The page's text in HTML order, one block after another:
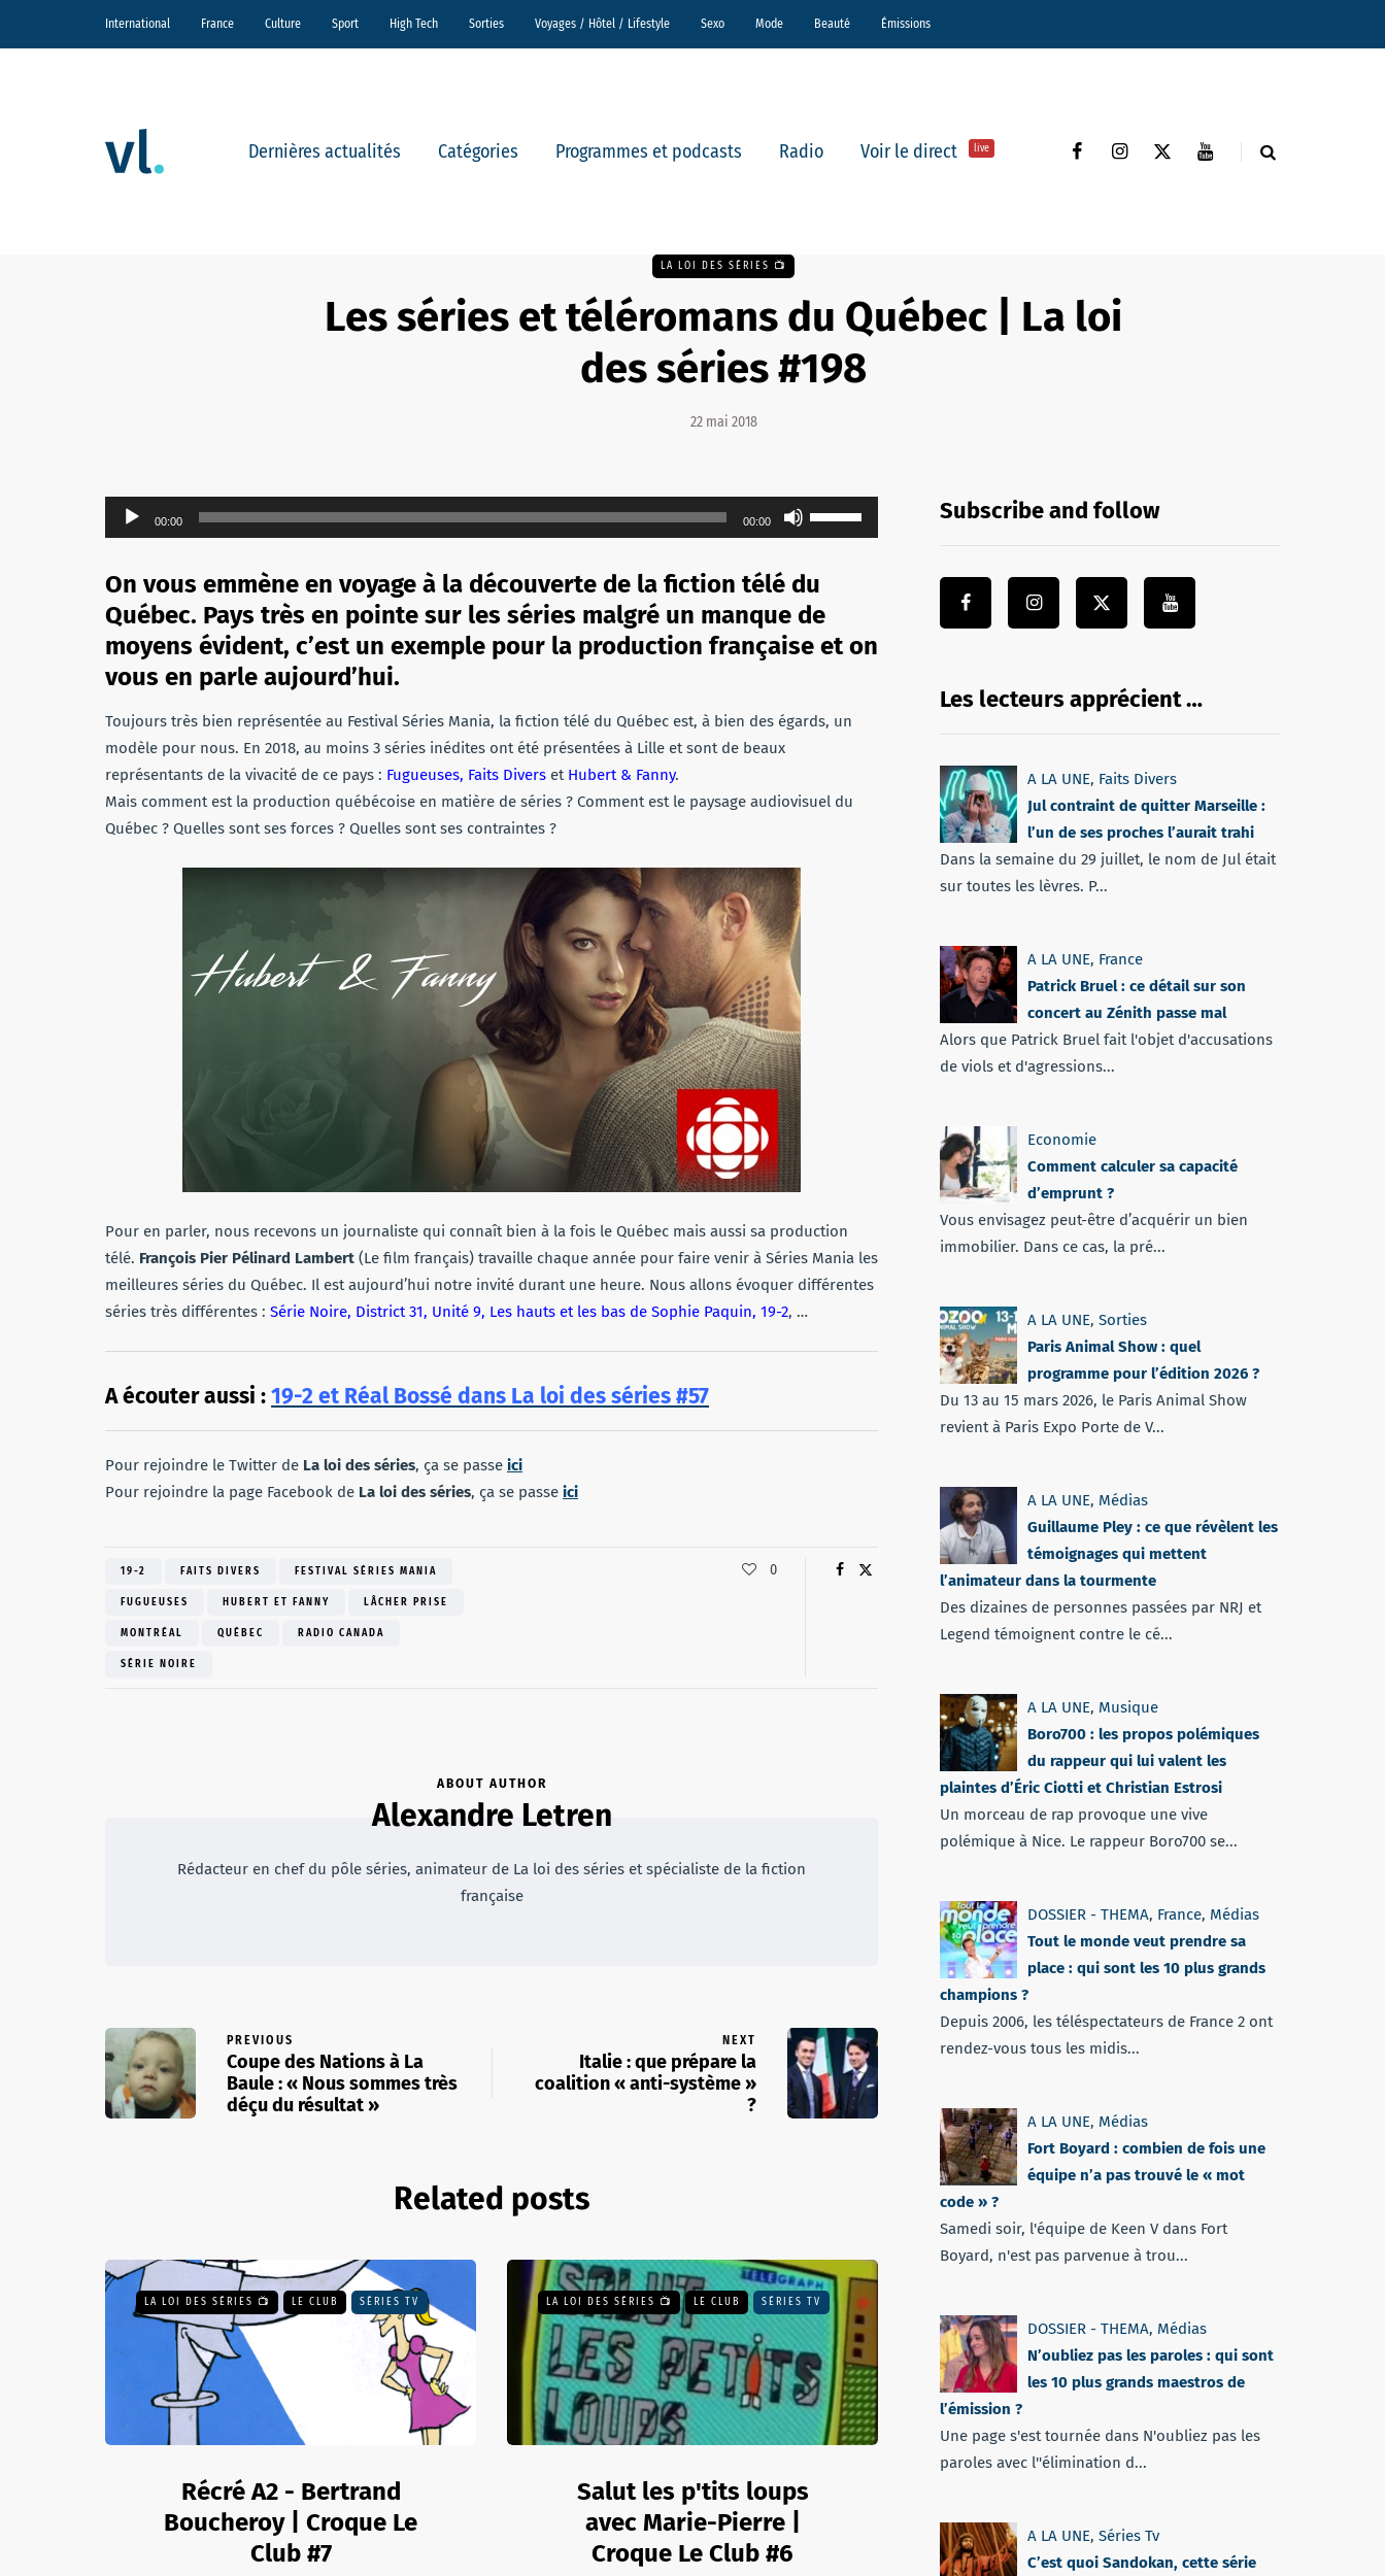
International France Culture Sport High Tech Sorties Voyages / Hôtel / Lifestyle Sexo Mode Beauté Émissions
Dernières actualités Catégories Programmes et podcasts Radio Voir le direct live
LA LOI DES SÉRIES 📺
Les séries et téléromans du Québec | La loi
des séries #198
22 mai 2018
Lecteur
audio
00:00 00:00
les
haut/bas
pour
augmenter
le
On vous emmène en voyage à la découverte de la fiction télé du
Québec. Pays très en pointe sur les séries malgré un manque de
moyens évident, c’est un exemple pour la production française et on
vous en parle aujourd’hui.
Toujours très bien représentée au Festival Séries Mania, la fiction télé du Québec est, à bien des égards, un
modèle pour nous. En 2018, au moins 3 séries inédites ont été présentées à Lille et sont de beaux
représentants de la vivacité de ce pays : Fugueuses, Faits Divers et Hubert & Fanny.
Mais comment est la production québécoise en matière de séries ? Comment est le paysage audiovisuel du
Québec ? Quelles sont ses forces ? Quelles sont ses contraintes ?
Pour en parler, nous recevons un journaliste qui connaît bien à la fois le Québec mais aussi sa production
télé. François Pier Pélinard Lambert (Le film français) travaille chaque année pour faire venir à Séries Mania les
meilleures séries du Québec. Il est aujourd’hui notre invité durant une heure. Nous allons évoquer différentes
séries très différentes : Série Noire, District 31, Unité 9, Les hauts et les bas de Sophie Paquin, 19-2, …
A écouter aussi :19-2 et Réal Bossé dans La loi des séries #57
Pour rejoindre le Twitter de La loi des séries, ça se passe ici
Pour rejoindre la page Facebook de La loi des séries, ça se passe ici
19-2 FAITS DIVERS FESTIVAL SÉRIES MANIA
FUGUEUSES HUBERT ET FANNY LÂCHER PRISE
MONTRÉAL QUÉBEC RADIO CANADA
SÉRIE NOIRE
0
ABOUT AUTHOR
Alexandre Letren
Rédacteur en chef du pôle séries, animateur de La loi des séries et spécialiste de la fiction
française
PREVIOUS
Coupe des Nations à La
Baule : « Nous sommes très
déçu du résultat »
NEXT
Italie : que prépare la
coalition « anti-système »
?
Related posts
LA LOI DES SÉRIES 📺 LE CLUB SÉRIES TV
Récré A2 - Bertrand
Boucheroy | Croque Le
Club #7
LA LOI DES SÉRIES 📺 LE CLUB SÉRIES TV
Salut les p'tits loups
avec Marie-Pierre |
Croque Le Club #6
Subscribe and follow
Les lecteurs apprécient …
A LA UNE, Faits Divers
Jul contraint de quitter Marseille :
l’un de ses proches l’aurait trahi
Dans la semaine du 29 juillet, le nom de Jul était
sur toutes les lèvres. P...
A LA UNE, France
Patrick Bruel : ce détail sur son
concert au Zénith passe mal
Alors que Patrick Bruel fait l'objet d'accusations
de viols et d'agressions...
Economie
Comment calculer sa capacité
d’emprunt ?
Vous envisagez peut-être d’acquérir un bien
immobilier. Dans ce cas, la pré...
A LA UNE, Sorties
Paris Animal Show : quel
programme pour l’édition 2026 ?
Du 13 au 15 mars 2026, le Paris Animal Show
revient à Paris Expo Porte de V...
A LA UNE, Médias
Guillaume Pley : ce que révèlent les
témoignages qui mettent
l’animateur dans la tourmente
Des dizaines de personnes passées par NRJ et
Legend témoignent contre le cé...
A LA UNE, Musique
Boro700 : les propos polémiques
du rappeur qui lui valent les
plaintes d’Éric Ciotti et Christian Estrosi
Un morceau de rap provoque une vive
polémique à Nice. Le rappeur Boro700 se...
DOSSIER - THEMA, France, Médias
Tout le monde veut prendre sa
place : qui sont les 10 plus grands
champions ?
Depuis 2006, les téléspectateurs de France 2 ont
rendez-vous tous les midis...
A LA UNE, Médias
Fort Boyard : combien de fois une
équipe n’a pas trouvé le « mot
code » ?
Samedi soir, l'équipe de Keen V dans Fort
Boyard, n'est pas parvenue à trou...
DOSSIER - THEMA, Médias
N’oubliez pas les paroles : qui sont
les 10 plus grands maestros de
l’émission ?
Une page s'est tournée dans N'oubliez pas les
paroles avec l''élimination d...
A LA UNE, Séries Tv
C’est quoi Sandokan, cette série